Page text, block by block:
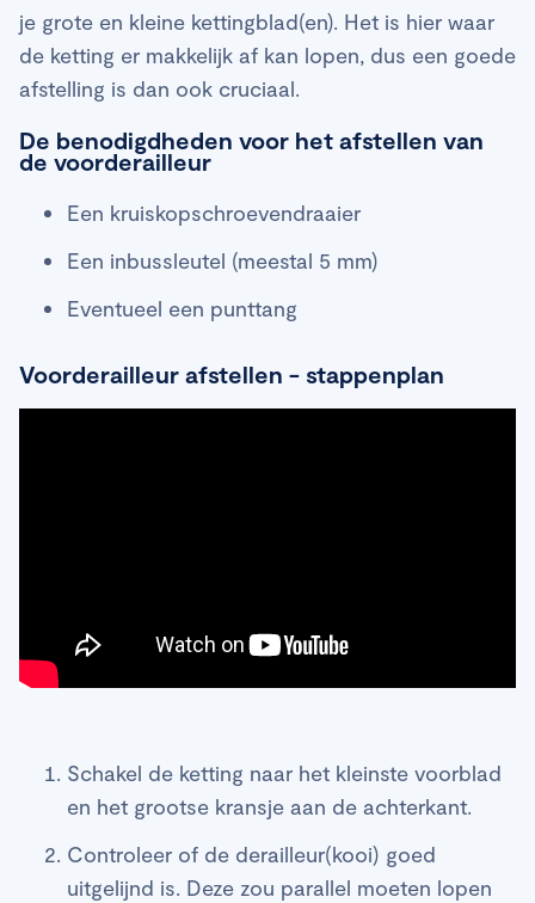
je grote en kleine kettingblad(en). Het is hier waar
de ketting er makkelijk af kan lopen, dus een goede
afstelling is dan ook cruciaal.
De benodigdheden voor het afstellen van
de voorderailleur
Een kruiskopschroevendraaier
Een inbussleutel (meestal 5 mm)
Eventueel een punttang
Voorderailleur afstellen - stappenplan
Schakel de ketting naar het kleinste voorblad
en het grootse kransje aan de achterkant.
Controleer of de derailleur(kooi) goed
uitgelijnd is. Deze zou parallel moeten lopen